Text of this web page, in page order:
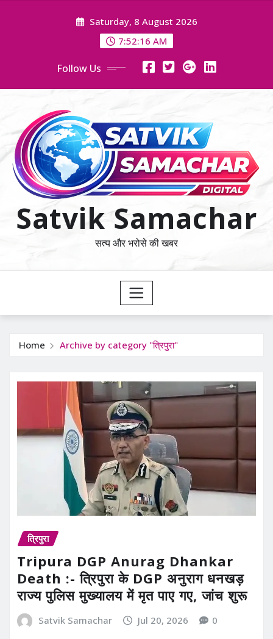
Saturday, 8 August 2026
7:52:16 AM
Follow Us
Satvik Samachar
सत्य और भरोसे की खबर
Home Archive by category "त्रिपुरा"
त्रिपुरा
Tripura DGP Anurag Dhankar
Death :- त्रिपुरा के DGP अनुराग धनखड़
राज्य पुलिस मुख्यालय में मृत पाए गए, जांच शुरू
Satvik Samachar Jul 20, 2026 0